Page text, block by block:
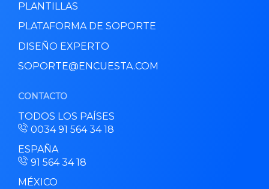
PLANTILLAS
PLATAFORMA DE SOPORTE
DISEÑO EXPERTO
SOPORTE@ENCUESTA.COM
CONTACTO
TODOS LOS PAÍSES
0034 91 564 34 18
ESPAÑA
91 564 34 18
MÉXICO